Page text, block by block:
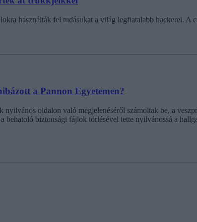
használták fel tudásukat a világ legfiatalabb hackerei.
a Pannon Egyetemen?
nyilvános oldalon való megjelenéséről számoltak be, a
behatoló biztonsági fájlok törlésével tette nyilvánossá a